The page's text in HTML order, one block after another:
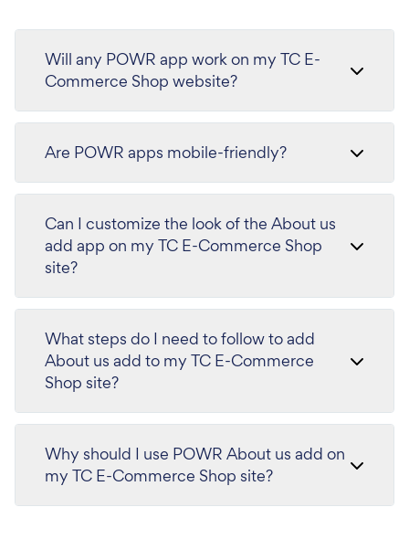
Will any POWR app work on my TC E-
Commerce Shop website?
Are POWR apps mobile-friendly?
Can I customize the look of the About us
add app on my TC E-Commerce Shop
site?
What steps do I need to follow to add
About us add to my TC E-Commerce
Shop site?
Why should I use POWR About us add on
my TC E-Commerce Shop site?